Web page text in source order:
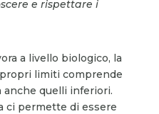
e rispettare i
a livello biologico, la
limiti comprende
anche quelli inferiori.
ci permette di essere